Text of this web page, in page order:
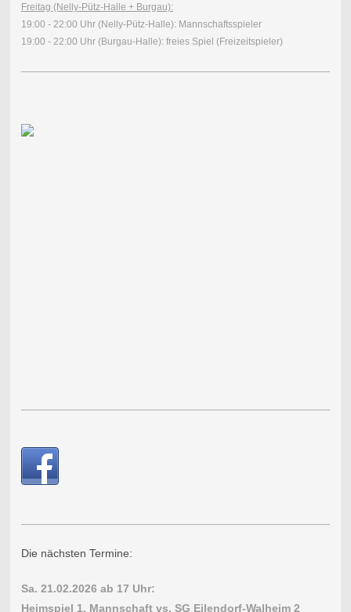
Freitag (Nelly-Pütz-Halle + Burgau):
19:00 - 22:00 Uhr (Nelly-Pütz-Halle): Mannschaftsspieler
19:00 - 22:00 Uhr (Burgau-Halle): freies Spiel (Freizeitspieler)
Die nächsten Termine:
Sa. 21.02.2026 ab 17 Uhr:
Heimspiel 1. Mannschaft vs. SG Eilendorf-Walheim 2